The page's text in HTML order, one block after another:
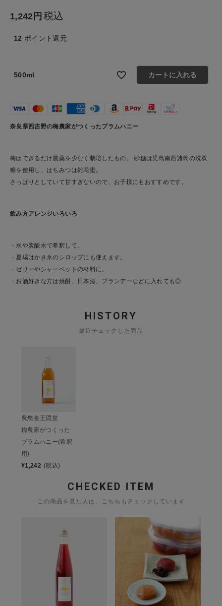
ギフト
CONTENTS
お問い合わせ
1,242 税込
12 ポイント還元
500ml カートに入れる
奈良県西吉野の梅農家がつくったプラムハニー
梅はできるだけ農薬を少なく栽培したもの。 砂糖は児島南西諸島の洗双
糖を使用し、はちみつは雑花蜜。
さっぱりとしていて甘すぎないので、お子様にもおすすめです。
飲み方アレンジいろいろ
・水や炭酸水で希釈して。
・夏場はかき氷のシロップにも使えます。
・ゼリーやシャーベットの材料に。
・お酒好きな方は焼酎、日本酒、ブランデーなどに入れても◎
HISTORY
最近チェックした商品
農悠舎王隠堂
梅農家がつくった
プラムハニー(希釈
用)
¥1,242 (税込)
CHECKED ITEM
この商品を見た人は、こちらもチェックしています